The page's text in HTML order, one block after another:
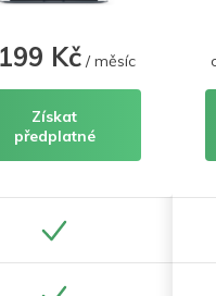
199 Kč/ měsíc
Získat
předplatné